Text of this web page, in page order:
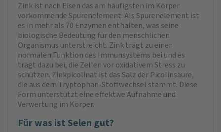
Zink ist nach Eisen das am häufigsten im Körper
vorkommende Spurenelement. Als Spurenelement ist
es in mehr als 70 Enzymen enthalten, was seine
biologische Bedeutung für den menschlichen
Organismus unterstreicht. Zink trägt zu einer
normalen Funktion des Immunsystems bei und es
trägt dazu bei, die Zellen vor oxidativem Stress zu
schützen. Zinkpicolinat ist das Salz der Picolinsäure,
die aus dem Tryptophan-Stoffwechsel stammt. Diese
Form unterstützt eine effektive Aufnahme und
Verwertung im Körper.
Für was ist Selen gut?